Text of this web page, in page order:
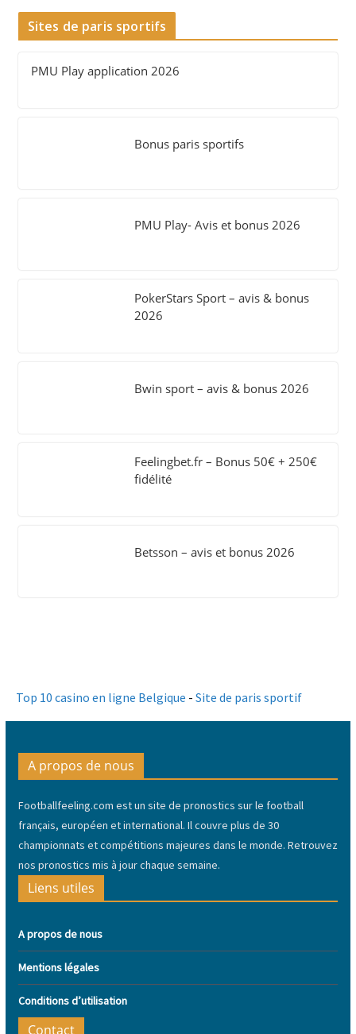
Sites de paris sportifs
PMU Play application 2026
Bonus paris sportifs
PMU Play- Avis et bonus 2026
PokerStars Sport – avis & bonus
2026
Bwin sport – avis & bonus 2026
Feelingbet.fr – Bonus 50€ + 250€
fidélité
Betsson – avis et bonus 2026
Top 10 casino en ligne Belgique - Site de paris sportif
A propos de nous
Footballfeeling.com est un site de pronostics sur le football
français, européen et international. Il couvre plus de 30
championnats et compétitions majeures dans le monde. Retrouvez
nos pronostics mis à jour chaque semaine.
Liens utiles
A propos de nous
Mentions légales
Conditions d’utilisation
Contact